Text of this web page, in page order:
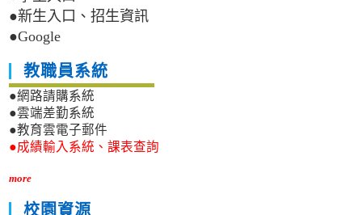
●新生入口、招生資訊
●Google
教職員系統
●網路請購系統
●雲端差勤系統
●教育雲電子郵件
●成績輸入系統、課表查詢
more
校園資源